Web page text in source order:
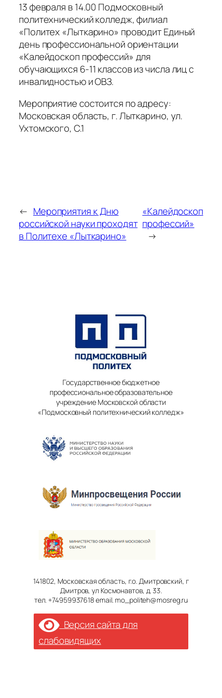
13 февраля в 14.00 Подмосковный
политехнический колледж, филиал
«Политех «Лыткарино» проводит Единый
день профессиональной ориентации
«Калейдоскоп профессий» для
обучающихся 6-11 классов из числа лиц с
инвалидностью и ОВЗ.
Мероприятие состоится по адресу:
Московская область, г. Лыткарино, ул.
Ухтомского, С.1
← Мероприятия к Дню
российской науки проходят
в Политехе «Лыткарино»
«Калейдоскоп
профессий»
→
Государственное бюджетное
профессиональное образовательное
учреждение Московской области
«Подмосковный политехнический колледж»
141802, Московская область, г.о. Дмитровский, г
Дмитров, ул Космонавтов, д. 33.
тел. +74959937618 email. mo_politeh@mosreg.ru
Версия сайта для
слабовидящих